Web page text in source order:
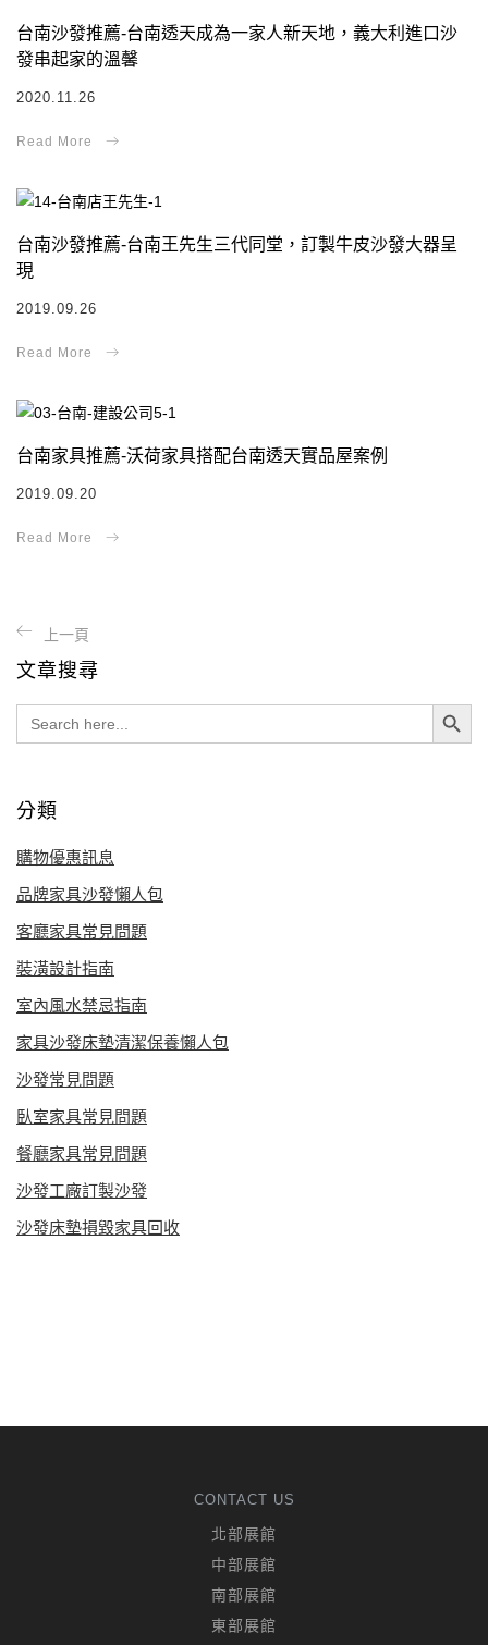
台南沙發推薦-台南透天成為一家人新天地，義大利進口沙
發串起家的溫馨
2020.11.26
台南沙發推薦-台南王先生三代同堂，訂製牛皮沙發大器呈
現
2019.09.26
台南家具推薦-沃荷家具搭配台南透天實品屋案例
2019.09.20
文章搜尋
Search
for:
Search Button
分類
購物優惠訊息
品牌家具沙發懶人包
客廳家具常見問題
裝潢設計指南
室內風水禁忌指南
家具沙發床墊清潔保養懶人包
沙發常見問題
臥室家具常見問題
餐廳家具常見問題
沙發工廠訂製沙發
沙發床墊損毀家具回收
CONTACT US
北部展館
中部展館
南部展館
東部展館